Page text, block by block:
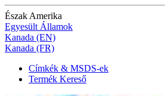
Észak Amerika
Egyesült Államok
Kanada (EN)
Kanada (FR)
Címkék & MSDS-ek
Termék Kereső